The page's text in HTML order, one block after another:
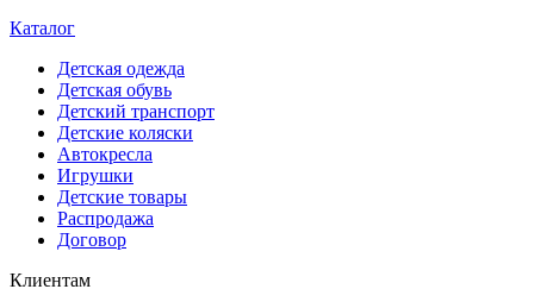
Каталог
Детская одежда
Детская обувь
Детский транспорт
Детские коляски
Автокресла
Игрушки
Детские товары
Распродажа
Договор
Клиентам